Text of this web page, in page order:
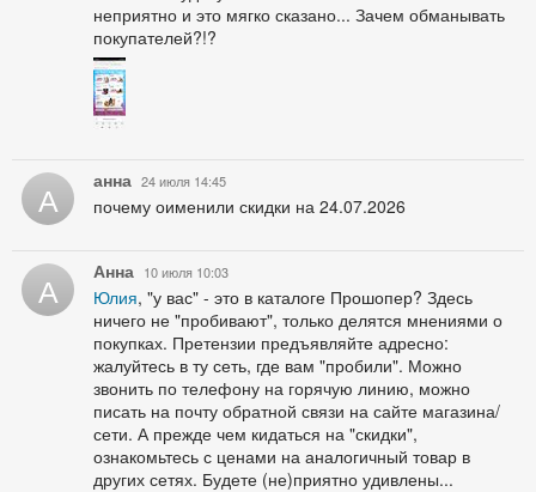
неприятно и это мягко сказано... Зачем обманывать
покупателей?!?
А анна 24 июля 14:45
почему оименили скидки на 24.07.2026
А Анна 10 июля 10:03
Юлия, "у вас" - это в каталоге Прошопер? Здесь
ничего не "пробивают", только делятся мнениями о
покупках. Претензии предъявляйте адресно:
жалуйтесь в ту сеть, где вам "пробили". Можно
звонить по телефону на горячую линию, можно
писать на почту обратной связи на сайте магазина/
сети. А прежде чем кидаться на "скидки",
ознакомьтесь с ценами на аналогичный товар в
других сетях. Будете (не)приятно удивлены...